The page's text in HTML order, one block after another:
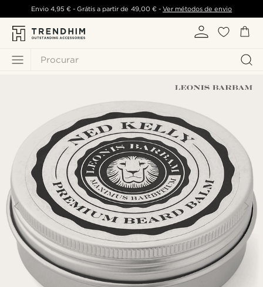
Procurar
Envio 4,95 €- Grátis a partir de 49,00 €- Ver métodos de envio